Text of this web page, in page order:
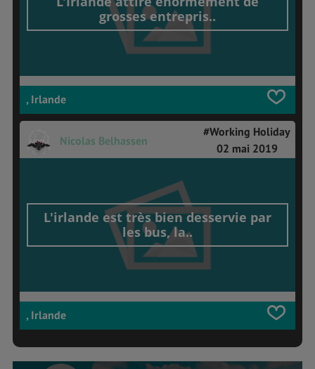
grosses entrepris..
, Irlande
Nicolas Belhassen
#Working Holiday
02 mai 2019
L'irlande est très bien desservie par
les bus, la..
, Irlande